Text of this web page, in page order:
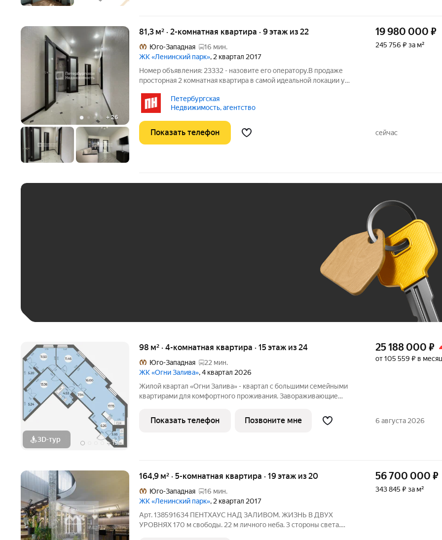
+ 26
81,3 м² · 2-комнатная квартира · 9 этаж из 22
Юго-Западная
16 мин.
ЖК «Ленинский парк», 2 квартал 2017
Номер объявления: 23332 - назовите его оператору.В продаже
просторная 2 комнатная квартира в самой идеальной локации у
комфорт класса,охраняемая территория,ухоженная территория с
ландшафтным
Петербургская
Недвижимость, агентство
19 980 000 ₽
245 756 ₽ за м²
Показать телефон сейчас
3D-тур +19
98 м² · 4-комнатная квартира · 15 этаж из 24
Юго-Западная
22 мин.
ЖК «Огни Залива», 4 квартал 2026
Жилой квартал «Огни Залива» - квартал с большими семейными
квартирами для комфортного проживания. Завораживающие
проекте IV очереди преобладают двух и трехкомнатные
квартиры, высотность 25
25 188 000 ₽
от 105 559 ₽ в месяц
Показать телефон Позвоните мне 6 августа 2026
164,9 м² · 5-комнатная квартира · 19 этаж из 20
Юго-Западная
16 мин.
ЖК «Ленинский парк», 2 квартал 2017
Арт. 138591634 ПЕНТХАУС НАД ЗАЛИВОМ. ЖИЗНЬ В ДВУХ
УРОВНЯХ 170 м свободы. 22 м личного неба. 3 стороны света.
56 700 000 ₽
343 845 ₽ за м²